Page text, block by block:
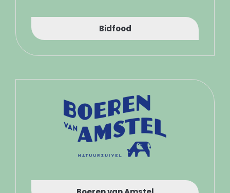
Bidfood